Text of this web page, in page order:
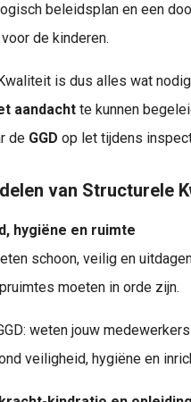
beleidsplan en een
de kinderen.
is dus alles wat
aandacht te kunnen
de GGD op let tijdens
van Structurele
hygiëne en ruimte
schoon, veilig en
moeten in orde zijn.
weten jouw
veiligheid, hygiëne en